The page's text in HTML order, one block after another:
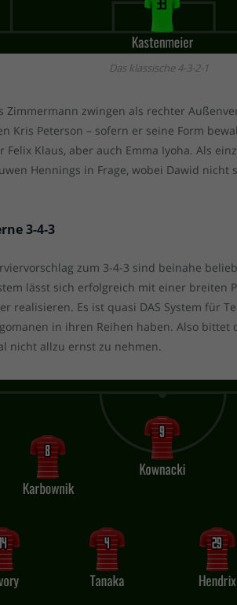
Das klassische 4-3-2-1
Zimmermann zwingen als rechter
Kris Peterson – sofern er seine Form
Felix Klaus, aber auch Emma Iyoha. Als
Hennings in Frage, wobei Dawid nicht
3-4-3
zum 3-4-3 sind beinahe
lässt sich erfolgreich mit einer breiten
realisieren. Es ist quasi DAS System für
in ihren Reihen haben. Also bittet
nicht allzu ernst zu nehmen.